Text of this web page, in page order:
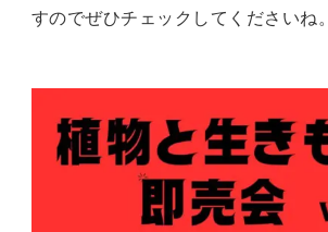
すのでぜひチェックしてくださいね。